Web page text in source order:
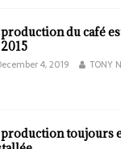
du café
4, 2019 TONY
toujours